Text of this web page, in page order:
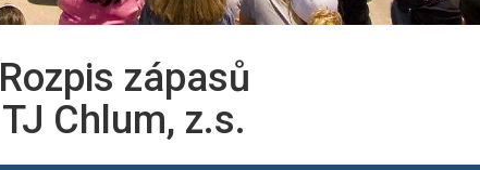
Rozpis zápasů
TJ Chlum, z.s.